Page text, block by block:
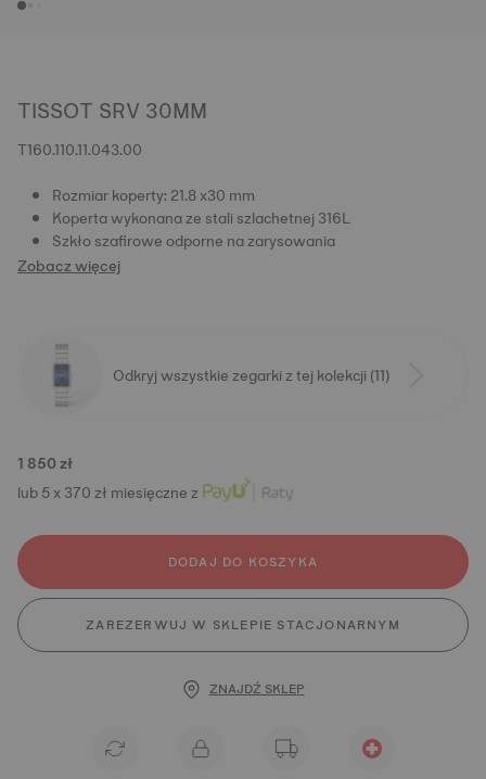
TISSOT SRV 30MM
T160.110.11.043.00
Rozmiar koperty: 21.8 x30 mm
Koperta wykonana ze stali szlachetnej 316L
Szkło szafirowe odporne na zarysowania
Zobacz więcej
Odkryj wszystkie zegarki z tej kolekcji (11)
1 850 zł
lub 5 x 370 zł miesięczne z
DODAJ DO KOSZYKA
ZAREZERWUJ W SKLEPIE STACJONARNYM
ZNAJDŹ SKLEP